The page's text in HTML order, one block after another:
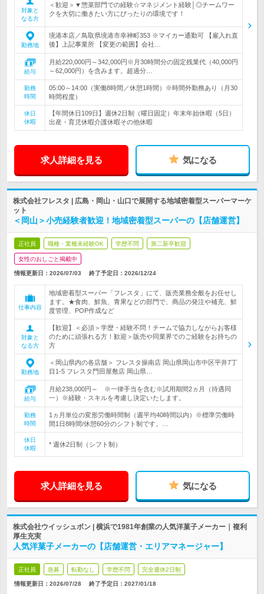
対象と
なる方
＜歓迎＞▼惣菜部門での経験☆マネジメント経験│◎チームワー
クを大切に働きたい方にぴったりの環境です！
勤務地
境港本店／鳥取県境港市幸神町353 ※マイカー通勤可 【雇入れ直
後】上記事業所 【変更の範囲】会社…
給与
月給220,000円～342,000円※月30時間分の固定残業代（40,000円
～62,000円）を含みます。超過分…
勤務
時間
05:00～14:00（実働8時間／休憩1時間）※時間外勤務あり（月30
時間程度）
休日
休暇
【年間休日109日】週休2日制（曜日固定）年末年始休暇（5日）
出産・育児休暇介護休暇その他休暇
求人詳細を見る 気になる
株式会社フレスタ | 広島・岡山・山口で展開する地域密着型スーパーマーケ
ット
＜岡山＞小売経験者歓迎！地域密着型スーパーの【店舗運営】
正社員 職種・業種未経験OK 学歴不問 第二新卒歓迎
女性のおしごと掲載中
情報更新日：2026/07/03 終了予定日： 2026/12/24
仕事内容
地域密着型スーパー「フレスタ」にて、販売業務全般をお任せし
ます。★食肉、鮮魚、青果などの部門で、商品の発注や補充、鮮
度管理、POP作成など
対象と
なる方
【歓迎】＜必須＞学歴・経験不問！チームで協力しながらお客様
のために頑張れる方！歓迎＞販売や同業界でのご経験をお持ちの
方
勤務地
＜岡山県内の各店舗＞ フレスタ操南店 岡山県岡山市中区平井7丁
目1-5 フレスタ門田屋敷店 岡山県…
給与
月給238,000円～ ※一律手当を含む※試用期間2ヵ月（待遇同
一）※経験・スキルを考慮し決定いたします。
勤務
時間
1ヵ月単位の変形労働時間制（週平均40時間以内）※標準労働時
間1日8時間/休憩60分のシフト制です。…
休日
休暇
* 週休2日制（シフト制）
求人詳細を見る 気になる
株式会社ウイッシュボン | 横浜で1981年創業の人気洋菓子メーカー｜複利
厚生充実
人気洋菓子メーカーの【店舗運営・エリアマネージャー】
正社員 急募 転勤なし 学歴不問 完全週休2日制
情報更新日：2026/07/28 終了予定日： 2027/01/18